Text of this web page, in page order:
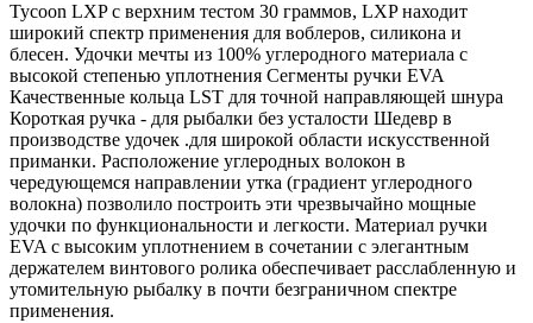
Tycoon LXP с верхним тестом 30 граммов, LXP находит
широкий спектр применения для воблеров, силикона и
блесен. Удочки мечты из 100% углеродного материала с
высокой степенью уплотнения Сегменты ручки EVA
Качественные кольца LST для точной направляющей шнура
Короткая ручка - для рыбалки без усталости Шедевр в
производстве удочек .для широкой области искусственной
приманки. Расположение углеродных волокон в
чередующемся направлении утка (градиент углеродного
волокна) позволило построить эти чрезвычайно мощные
удочки по функциональности и легкости. Материал ручки
EVA с высоким уплотнением в сочетании с элегантным
держателем винтового ролика обеспечивает расслабленную и
утомительную рыбалку в почти безграничном спектре
применения.